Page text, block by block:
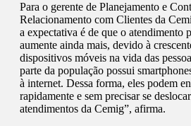
Para o gerente de Planejamento e
Relacionamento com Clientes da
a expectativa é de que o atendimento
aumente ainda mais, devido à
dispositivos móveis na vida das
parte da população possui
à internet. Dessa forma, eles podem
rapidamente e sem precisar se
atendimentos da Cemig”, afirma.